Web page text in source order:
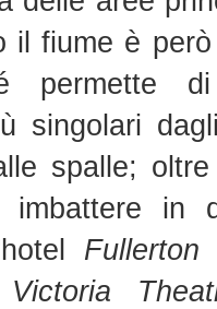
il fiume è
permette
singolari
spalle;
in
Fullerton
Victoria